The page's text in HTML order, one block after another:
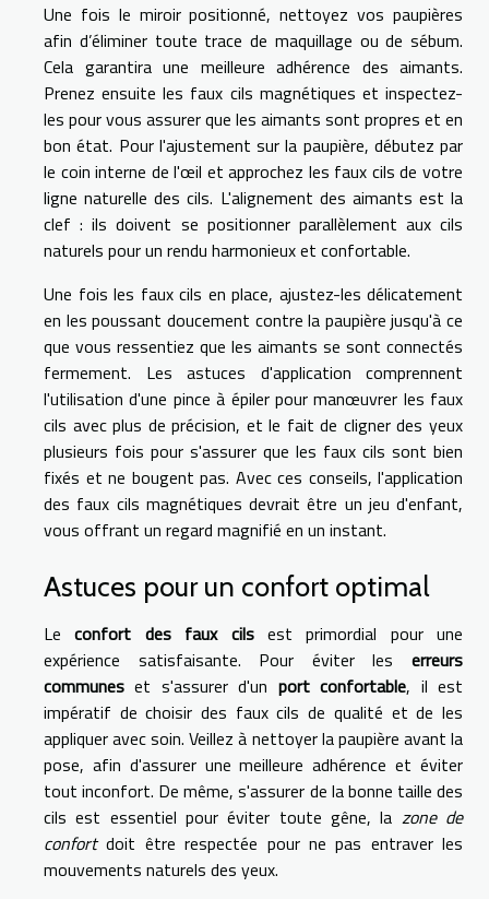
Une fois le miroir positionné, nettoyez vos paupières
afin d’éliminer toute trace de maquillage ou de sébum.
Cela garantira une meilleure adhérence des aimants.
Prenez ensuite les faux cils magnétiques et inspectez-
les pour vous assurer que les aimants sont propres et en
bon état. Pour l'ajustement sur la paupière, débutez par
le coin interne de l'œil et approchez les faux cils de votre
ligne naturelle des cils. L'alignement des aimants est la
clef : ils doivent se positionner parallèlement aux cils
naturels pour un rendu harmonieux et confortable.
Une fois les faux cils en place, ajustez-les délicatement
en les poussant doucement contre la paupière jusqu'à ce
que vous ressentiez que les aimants se sont connectés
fermement. Les astuces d'application comprennent
l'utilisation d'une pince à épiler pour manœuvrer les faux
cils avec plus de précision, et le fait de cligner des yeux
plusieurs fois pour s'assurer que les faux cils sont bien
fixés et ne bougent pas. Avec ces conseils, l'application
des faux cils magnétiques devrait être un jeu d'enfant,
vous offrant un regard magnifié en un instant.
Astuces pour un confort optimal
Leconfort des faux cilsest primordial pour une
expérience satisfaisante. Pour éviter les erreurs
communes et s'assurer d'un port confortable, il est
impératif de choisir des faux cils de qualité et de les
appliquer avec soin. Veillez à nettoyer la paupière avant la
pose, afin d'assurer une meilleure adhérence et éviter
tout inconfort. De même, s'assurer de la bonne taille des
cils est essentiel pour éviter toute gêne, la zone de
confortdoit être respectée pour ne pas entraver les
mouvements naturels des yeux.